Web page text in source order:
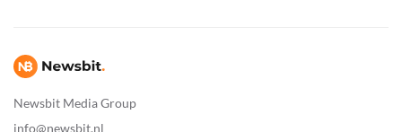
Newsbit Media Group
info@newsbit.nl